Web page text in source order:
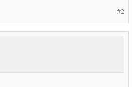
#2